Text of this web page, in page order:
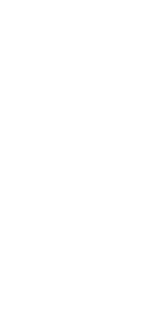
besessen oder
aufgehalten und war